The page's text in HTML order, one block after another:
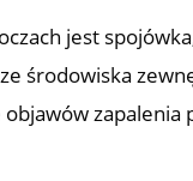
jest
środowiska
zapalenia